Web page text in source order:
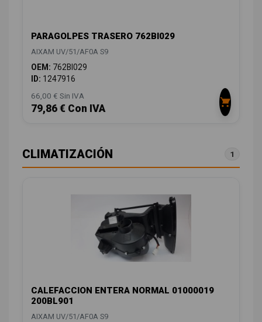
PARAGOLPES TRASERO 762BI029
AIXAM UV/51/AF0A S9
OEM: 762BI029
ID: 1247916
66,00 € Sin IVA
79,86 € Con IVA
CLIMATIZACIÓN 1
CALEFACCION ENTERA NORMAL 01000019
200BL901
AIXAM UV/51/AF0A S9